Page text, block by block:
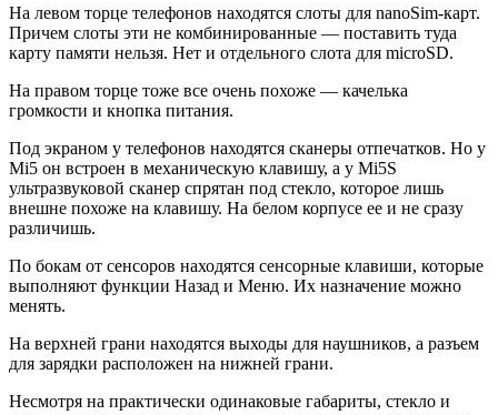
На левом торце телефонов находятся слоты для nanoSim-карт.
Причем слоты эти не комбинированные — поставить туда
карту памяти нельзя. Нет и отдельного слота для microSD.
На правом торце тоже все очень похоже — качелька
громкости и кнопка питания.
Под экраном у телефонов находятся сканеры отпечатков. Но у
Mi5 он встроен в механическую клавишу, а у Mi5S
ультразвуковой сканер спрятан под стекло, которое лишь
внешне похоже на клавишу. На белом корпусе ее и не сразу
различишь.
По бокам от сенсоров находятся сенсорные клавиши, которые
выполняют функции Назад и Меню. Их назначение можно
менять.
На верхней грани находятся выходы для наушников, а разъем
для зарядки расположен на нижней грани.
Несмотря на практически одинаковые габариты, стекло и